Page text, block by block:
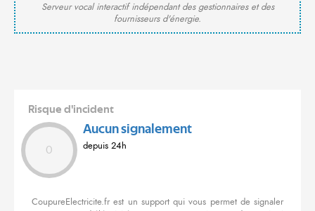
Serveur vocal interactif indépendant des gestionnaires et des
fournisseurs d'énergie.
Risque d'incident
0
Aucun signalement
depuis 24h
CoupureElectricite.fr est un support qui vous permet de signaler